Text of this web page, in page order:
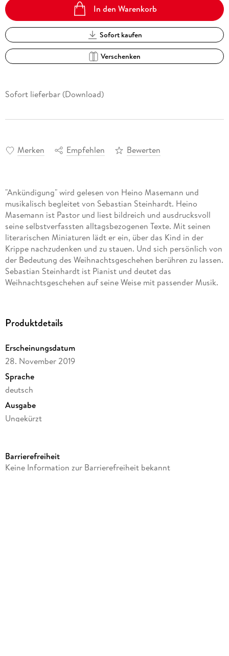
In den Warenkorb
Sofort kaufen
Verschenken
Sofort lieferbar (Download)
Merken Empfehlen Bewerten
"Ankündigung" wird gelesen von Heino Masemann und
musikalisch begleitet von Sebastian Steinhardt. Heino
Masemann ist Pastor und liest bildreich und ausdrucksvoll
seine selbstverfassten alltagsbezogenen Texte. Mit seinen
literarischen Miniaturen lädt er ein, über das Kind in der
Krippe nachzudenken und zu stauen. Und sich persönlich von
der Bedeutung des Weihnachtsgeschehen berühren zu lassen.
Sebastian Steinhardt ist Pianist und deutet das
Weihnachtsgeschehen auf seine Weise mit passender Musik.
biblische Weihnachtsgeschehen von den Ankündigungen in
in Bethlehem. Ein Hörerlebnis, das das Weihnachtsgeschehen
neu entdecken und erleben lässt.
Produktdetails
Erscheinungsdatum
28. November 2019
Sprache
deutsch
Ausgabe
Ungekürzt
Laufzeit
Barrierefreiheit
Keine Information zur Barrierefreiheit bekannt